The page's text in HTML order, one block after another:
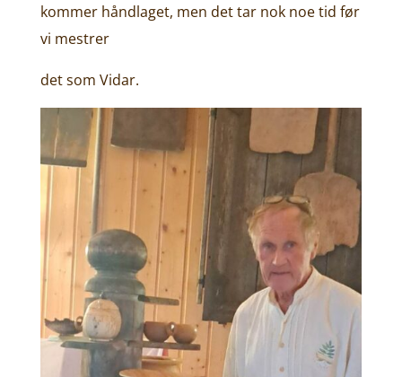
kommer håndlaget, men det tar nok noe tid før
vi mestrer
det som Vidar.